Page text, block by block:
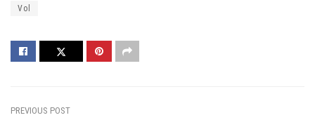
Vol
PREVIOUS POST